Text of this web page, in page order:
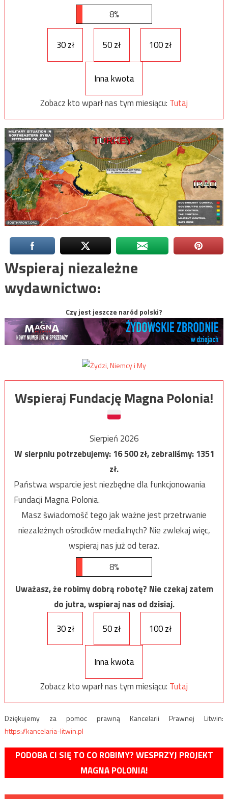
8%
30 zł 50 zł 100 zł
Inna kwota
Zobacz kto wparł nas tym miesiącu: Tutaj
Wspieraj niezależne
wydawnictwo:
Czy jest jeszcze naród polski?
Wspieraj Fundację Magna Polonia!
Sierpień 2026
W sierpniu potrzebujemy:16 500zł, zebraliśmy:1351
zł.
Państwa wsparcie jest niezbędne dla funkcjonowania
Fundacji Magna Polonia.
Masz świadomość tego jak ważne jest przetrwanie
niezależnych ośrodków medialnych? Nie zwlekaj więc,
wspieraj nas już od teraz.
8%
Uważasz, że robimy dobrą robotę? Nie czekaj zatem
do jutra, wspieraj nas od dzisiaj.
30 zł
50 zł 100 zł
Inna kwota
Zobacz kto wparł nas tym miesiącu: Tutaj
Dziękujemy za pomoc prawną Kancelarii Prawnej Litwin:
https://kancelaria-litwin.pl
PODOBA CI SIĘ TO CO ROBIMY? WESPRZYJ PROJEKT
MAGNA POLONIA!